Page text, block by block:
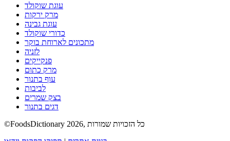
עוגת שוקולד
מרק ירקות
עוגת גבינה
כדורי שוקולד
מתכונים לארוחת בוקר
לזניה
פנקייקים
מרק כתום
עוף בתנור
לביבות
בצק שמרים
דגים בתנור
©FoodsDictionary 2026, כל הזכויות שמורות